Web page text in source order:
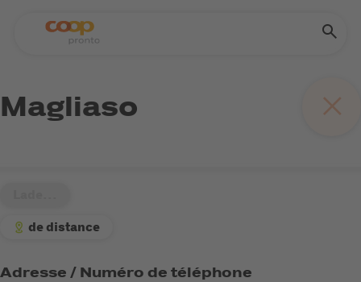
Magliaso
de distance
Adresse / Numéro de téléphone